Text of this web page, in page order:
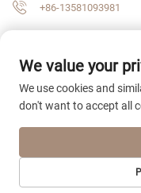
+86-13581093981
Հեղինակային իրավունք
We value your
We use cookies and
don't want to accept all